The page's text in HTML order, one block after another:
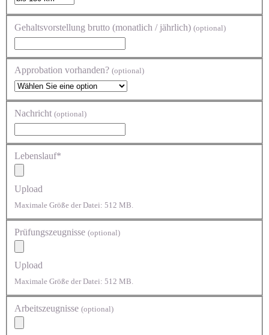
Gehaltsvorstellung brutto (monatlich / jährlich) (optional)
Approbation vorhanden? (optional)
Nachricht (optional)
Lebenslauf*
Upload
Maximale Größe der Datei: 512 MB.
Prüfungszeugnisse (optional)
Upload
Maximale Größe der Datei: 512 MB.
Arbeitszeugnisse (optional)